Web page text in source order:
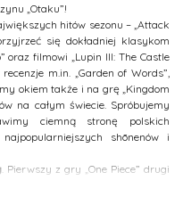
„Otaku”!
hitów sezonu – „Attack
się dokładniej klasykom
oraz filmowi „Lupin III: The Castle
m.in. „Garden of Words”,
okiem także i na grę „Kingdom
na całym świecie. Spróbujemy
ciemną stronę polskich
shōnenów i
. Pierwszy z gry „One Piece” drugi
- „Final Fantasy XIV: A Realm